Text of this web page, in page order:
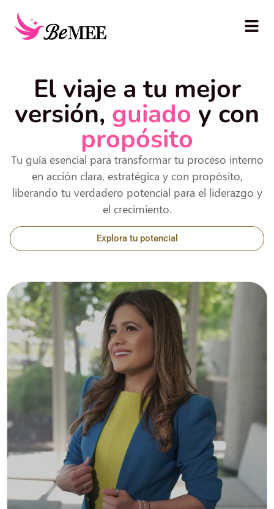
El viaje a tu mejor
versión, guiado y con
propósito
Tu guía esencial para transformar tu proceso interno
en acción clara, estratégica y con propósito,
liberando tu verdadero potencial para el liderazgo y
el crecimiento.
Explora tu potencial